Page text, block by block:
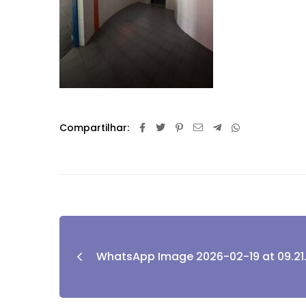
Compartilhar:
WhatsApp Image 2026-02-19 at